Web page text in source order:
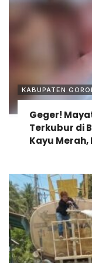
KABUPATEN
Geger!
Terkubur di
Kayu Merah,